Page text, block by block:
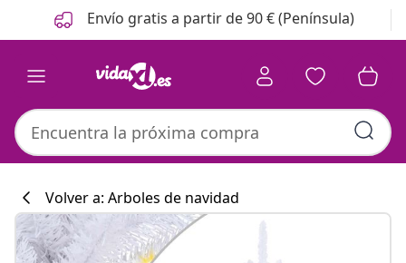
Anterior
Siguiente Envío gratis a partir de 90 € (Península)
Volver a: Arboles de navidad